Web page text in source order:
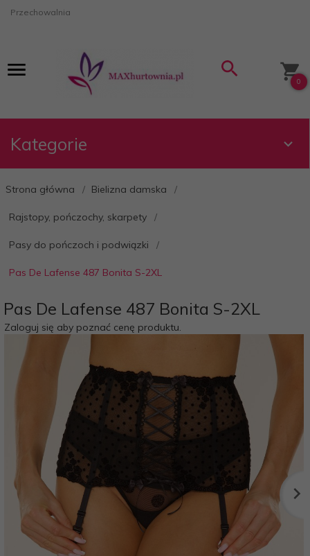
Przechowalnia
0
Kategorie
Strona główna Bielizna damska
Rajstopy, pończochy, skarpety
Pasy do pończoch i podwiązki
Pas De Lafense 487 Bonita S-2XL
Pas De Lafense 487 Bonita S-2XL
Zaloguj się aby poznać cenę produktu.